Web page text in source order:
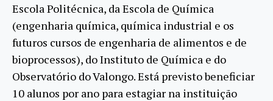
Escola Politécnica, da Escola de Química
(engenharia química, química industrial e os
futuros cursos de engenharia de alimentos e de
bioprocessos), do Instituto de Química e do
Observatório do Valongo. Está previsto beneficiar
10 alunos por ano para estagiar na instituição